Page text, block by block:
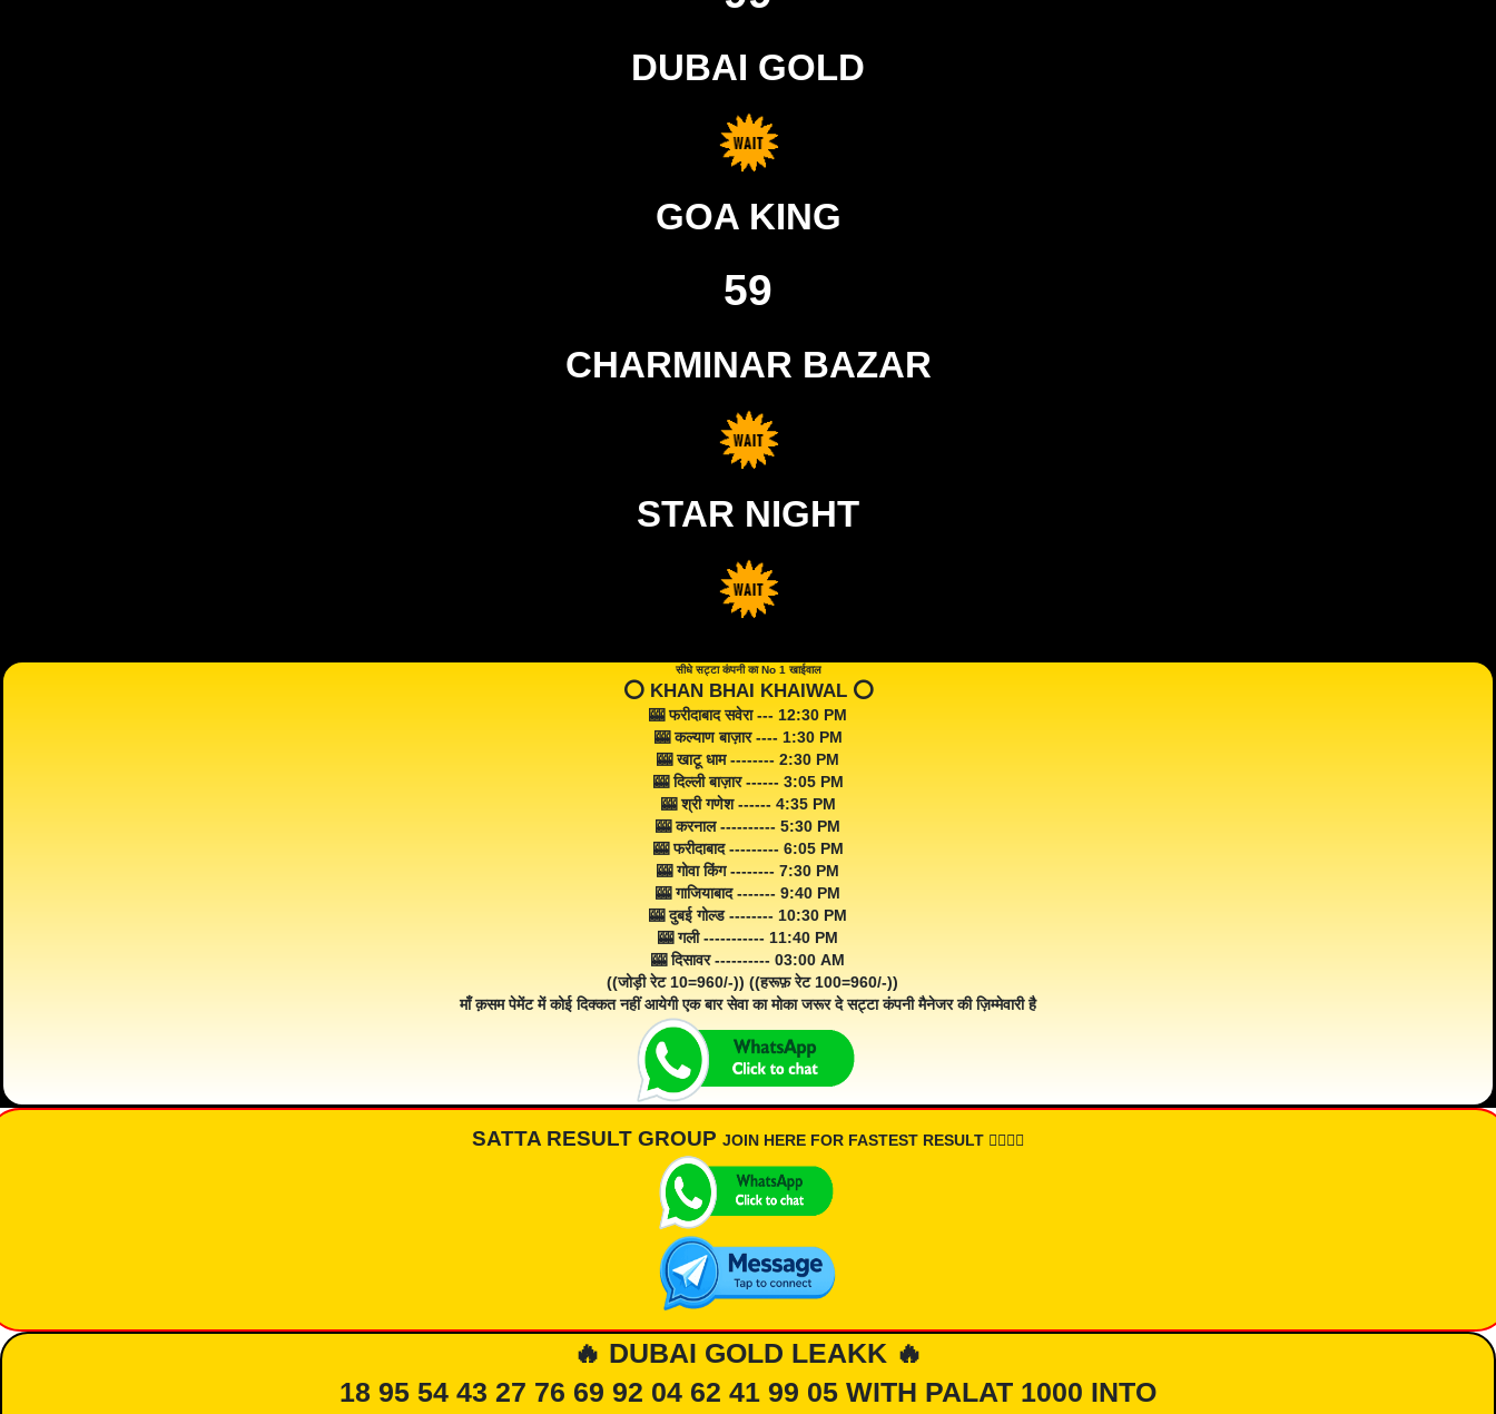
DUBAI GOLD
GOA KING
59
CHARMINAR BAZAR
STAR NIGHT
सीधे सट्टा कंपनी का No 1 खाईवाल
⭕️ KHAN BHAI KHAIWAL ⭕️
🎰 फरीदाबाद सवेरा --- 12:30 PM
🎰 कल्याण बाज़ार ---- 1:30 PM
🎰 खाटू धाम -------- 2:30 PM
🎰 दिल्ली बाज़ार ------ 3:05 PM
🎰 श्री गणेश ------ 4:35 PM
🎰 करनाल ---------- 5:30 PM
🎰 फरीदाबाद --------- 6:05 PM
🎰 गोवा किंग -------- 7:30 PM
🎰 गाजियाबाद ------- 9:40 PM
🎰 दुबई गोल्ड -------- 10:30 PM
🎰 गली ----------- 11:40 PM
🎰 दिसावर ---------- 03:00 AM
((जोड़ी रेट 10=960/-)) ((हरूफ़ रेट 100=960/-))
माँ क़सम पेमेंट में कोई दिक्कत नहीं आयेगी एक बार सेवा का मोका जरूर दे सट्टा कंपनी मैनेजर की ज़िम्मेवारी है
SATTA RESULT GROUP JOIN HERE FOR FASTEST RESULT 👇🏾👇🏾
🔥 DUBAI GOLD LEAKK 🔥
18 95 54 43 27 76 69 92 04 62 41 99 05 WITH PALAT 1000 INTO